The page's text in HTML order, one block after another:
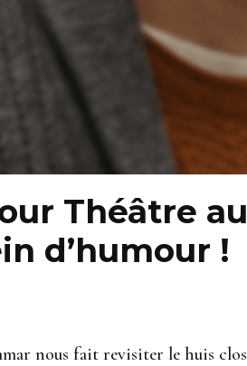
Théâtre au
d’humour !
nous fait revisiter le huis clos